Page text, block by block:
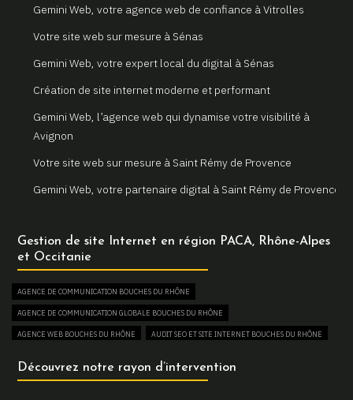
Gemini Web, votre agence web de confiance à Vitrolles
Votre site web sur mesure à Sénas
Gemini Web, votre expert local du digital à Sénas
Création de site internet moderne et performant
Gemini Web, l’agence web qui dynamise votre visibilité à
Avignon
Votre site web sur mesure à Saint Rémy de Provence
Gemini Web, votre partenaire digital à Saint Rémy de Provence
Votre agence web locale Gemini Web à Arles
Création et refonte de sites internet à Martigues
Gemini Web, votre agence web à Martigues
Un site web sur mesure pour votre activité à Aix en Provence
Provence
Gestion de site Internet en région PACA, Rhône-Alpes
et Occitanie
AGENCE DE COMMUNICATION BOUCHES DU RHÔNE
AGENCE DE COMMUNICATION GLOBALE BOUCHES DU RHÔNE
AGENCE WEB BOUCHES DU RHÔNE AUDIT SEO ET SITE INTERNET BOUCHES DU RHÔNE
Découvrez notre rayon d’intervention